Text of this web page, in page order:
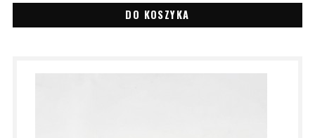
DO KOSZYKA